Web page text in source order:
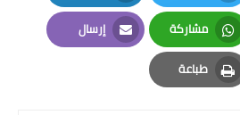
Twitter
LinkedIn
مشاركة
Whatsapp
إرسال
Email
طباعة
Print